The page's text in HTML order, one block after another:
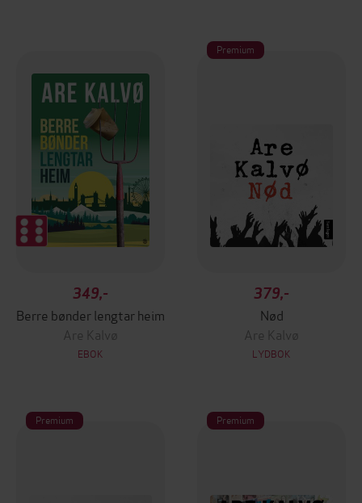
349,-
Berre bønder lengtar heim
Are Kalvø
EBOK
Premium
379,-
Nød
Are Kalvø
LYDBOK
Premium Premium